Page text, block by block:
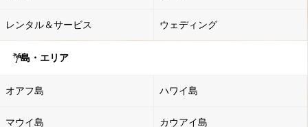
レンタル＆サービス ウェディング
島・エリア
オアフ島 ハワイ島
マウイ島 カウアイ島